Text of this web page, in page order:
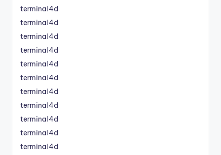
terminal4d
terminal4d
terminal4d
terminal4d
terminal4d
terminal4d
terminal4d
terminal4d
terminal4d
terminal4d
terminal4d